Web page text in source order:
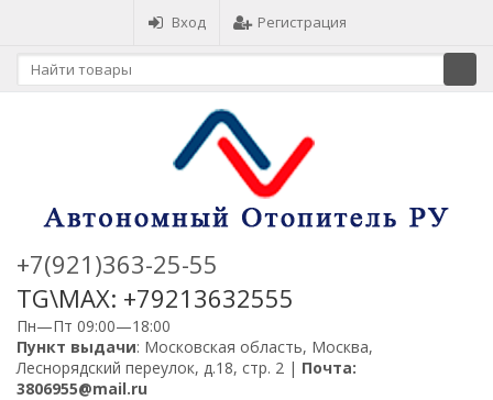
Вход Регистрация
+7(921)363-25-55
TG\MAX: +79213632555
Пн—Пт 09:00—18:00
Пункт выдачи: Московская область, Москва,
Леснорядский переулок, д.18, стр. 2 | Почта:
3806955@mail.ru